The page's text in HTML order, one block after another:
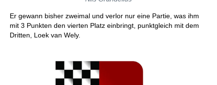
Er gewann bisher zweimal und verlor nur eine Partie, was ihm
mit 3 Punkten den vierten Platz einbringt, punktgleich mit dem
Dritten, Loek van Wely.